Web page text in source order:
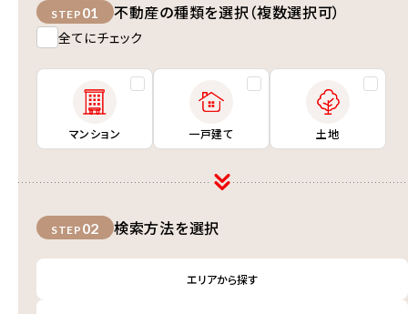
STEP 01 不動産の種類を選択（複数選択可）
全てにチェック
マンション 一戸建て 土地
STEP 02 検索方法を選択
エリアから探す